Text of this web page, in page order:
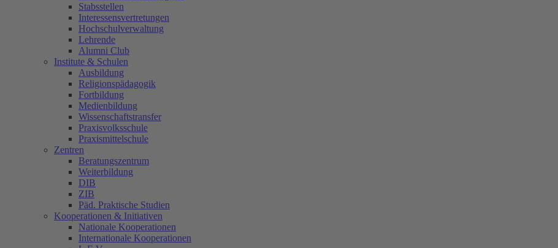
Stabsstellen
Interessensvertretungen
Hochschulverwaltung
Lehrende
Alumni Club
Institute & Schulen
Ausbildung
Religionspädagogik
Fortbildung
Medienbildung
Wissenschaftstransfer
Praxisvolksschule
Praxismittelschule
Zentren
Beratungszentrum
Weiterbildung
DIB
ZIB
Päd. Praktische Studien
Kooperationen & Initiativen
Nationale Kooperationen
Internationale Kooperationen